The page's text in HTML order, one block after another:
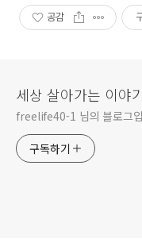
공감
세상 살아가는 이야기
freelife40-1 님의 블로그
구독하기